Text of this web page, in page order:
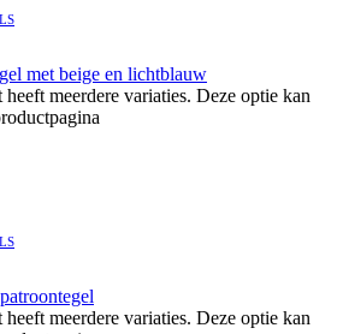
meerdere variaties. Deze optie kan
meerdere variaties. Deze optie kan